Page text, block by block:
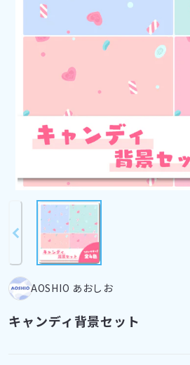
AOSHIO あおしお
キャンディ背景セット